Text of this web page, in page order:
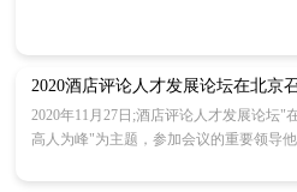
2020酒店评论人才发展论坛在北京
2020年11月27日;酒店评论人才发展论坛"
高人为峰"为主题，参加会议的重要领导他